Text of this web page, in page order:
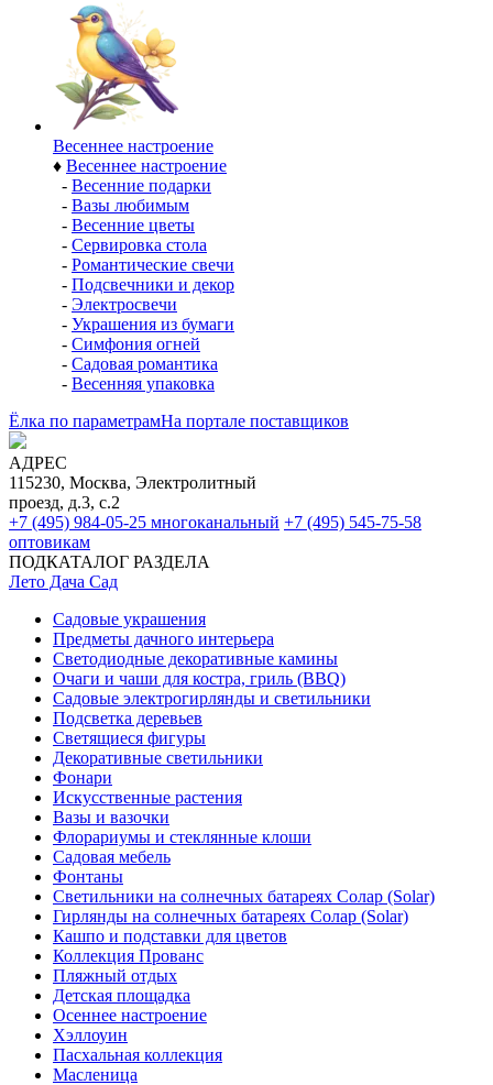
Весеннее настроение
♦ Весеннее настроение
- Весенние подарки
- Вазы любимым
- Весенние цветы
- Сервировка стола
- Романтические свечи
- Подсвечники и декор
- Электросвечи
- Украшения из бумаги
- Симфония огней
- Садовая романтика
- Весенняя упаковка
Ёлка по параметрамНа портале поставщиков
АДРЕС
115230, Москва, Электролитный
проезд, д.3, с.2
+7 (495) 984-05-25 многоканальный +7 (495) 545-75-58
оптовикам
ПОДКАТАЛОГ РАЗДЕЛА
Лето Дача Сад
Садовые украшения
Предметы дачного интерьера
Светодиодные декоративные камины
Очаги и чаши для костра, гриль (BBQ)
Садовые электрогирлянды и светильники
Подсветка деревьев
Светящиеся фигуры
Декоративные светильники
Фонари
Искусственные растения
Вазы и вазочки
Флорариумы и стеклянные клоши
Садовая мебель
Фонтаны
Светильники на солнечных батареях Солар (Solar)
Гирлянды на солнечных батареях Солар (Solar)
Кашпо и подставки для цветов
Коллекция Прованс
Пляжный отдых
Детская площадка
Осеннее настроение
Хэллоуин
Пасхальная коллекция
Масленица